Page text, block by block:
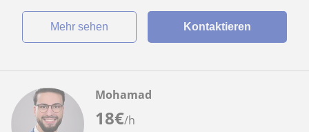
Mehr sehen Kontaktieren
18€/h
Mohamad